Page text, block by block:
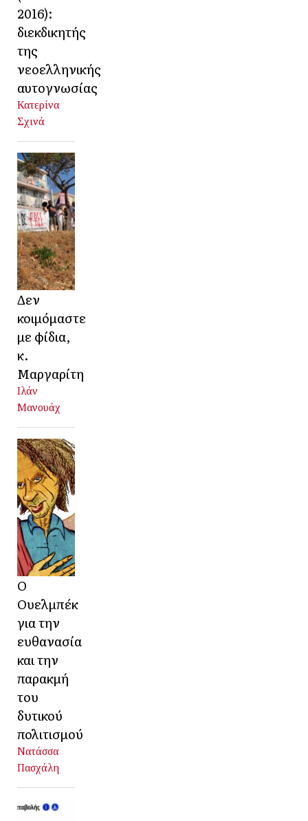
2016):
διεκδικητής
της
νεοελληνικής
αυτογνωσίας
Κατερίνα
Σχινά
Δεν
κοιμόμαστε
με φίδια,
κ.
Μαργαρίτη
Ιλάν
Μανουάχ
Ο
Ουελμπέκ
για την
ευθανασία
και την
παρακμή
του
δυτικού
πολιτισμού
Νατάσσα
Πασχάλη